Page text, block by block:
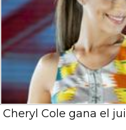
Cheryl Cole gana el